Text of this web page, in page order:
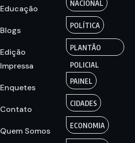
Educação
Blogs
Edição
Impressa
Enquetes
Contato
Quem Somos
NACIONAL
POLÍTICA
PLANTÃO
POLICIAL
PAINEL
CIDADES
ECONOMIA